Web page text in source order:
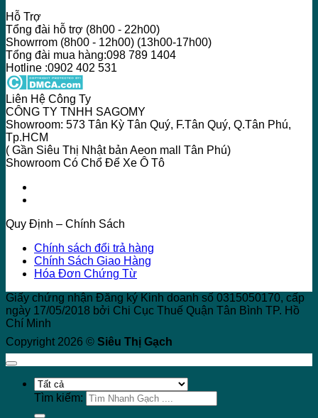
Hỗ Trợ
Tổng đài hỗ trợ (8h00 - 22h00)
Showrrom (8h00 - 12h00) (13h00-17h00)
Tổng đài mua hàng:098 789 1404
Hotline :0902 402 531
Liên Hệ Công Ty
CÔNG TY TNHH SAGOMY
Showroom: 573 Tân Kỳ Tân Quý, F.Tân Quý, Q.Tân Phú,
Tp.HCM
( Gần Siêu Thị Nhật bản Aeon mall Tân Phú)
Showroom Có Chổ Để Xe Ô Tô
Quy Định – Chính Sách
Chính sách đổi trả hàng
Chính Sách Giao Hàng
Hóa Đơn Chứng Từ
Giấy chứng nhận Đăng ký Kinh doanh số 0315050170, cấp
ngày 17/05/2018 bởi Chi Cục Thuế Quận Tân Bình TP. Hồ
Chí Minh
Copyright 2026 © Siêu Thị Gạch
Tìm kiếm: